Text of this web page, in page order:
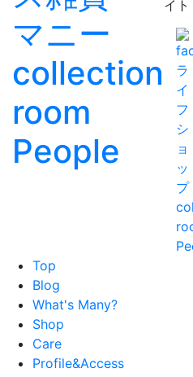
イト
Top
Blog
What's Many?
Shop
Care
Profile&Access